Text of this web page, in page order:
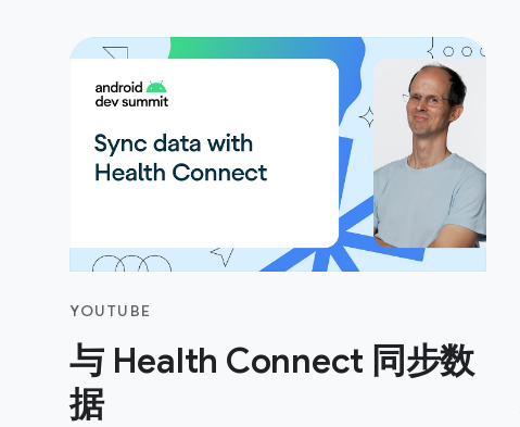
YOUTUBE
与 Health Connect 同步数
据